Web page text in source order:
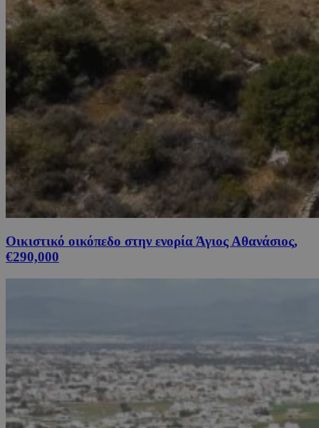
Οικιστικό οικόπεδο στην ενορία Άγιος Αθανάσιος,
€290,000